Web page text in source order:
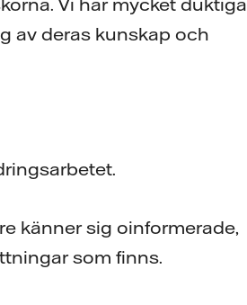
av deras kunskap och
känner sig oinformerade,
som finns.